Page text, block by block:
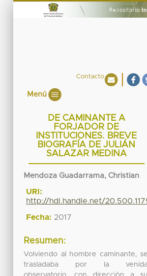
Contacto
Menú
DE CAMINANTE A
FORJADOR DE
INSTITUCIONES. BREVE
BIOGRAFÍA DE JULIÁN
SALAZAR MEDINA
Mendoza Guadarrama, Christian
URI:
http://hdl.handle.net/
Fecha: 2017
Resumen:
Volviendo al hombre caminante, se
trasladaba por la venida